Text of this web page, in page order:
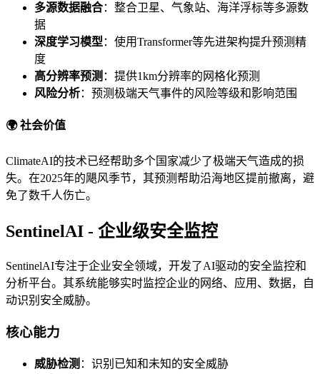
多源数据融合：整合卫星、气象站、海洋浮标等多源数
据
深度学习模型 ：使用Transformer等先进架构提升预测精
度
高分辨率预测 ：提供1km分辨率的网格化预测
风险分析：预测极端天气事件的风险等级和影响范围
🌍 社会价值
ClimateAI的技术已经帮助多个国家减少了极端天气造成的损
失。在2025年的飓风季节，其预测帮助沿海地区提前撤离，避
免了数千人伤亡。
SentinelAI - 企业级安全监控
SentinelAI专注于企业安全领域，开发了AI驱动的安全监控和
分析平台。其系统能够实时监控企业的网络、应用、数据，自
动识别安全威胁。
核心能力
威胁检测 ：识别已知和未知的安全威胁